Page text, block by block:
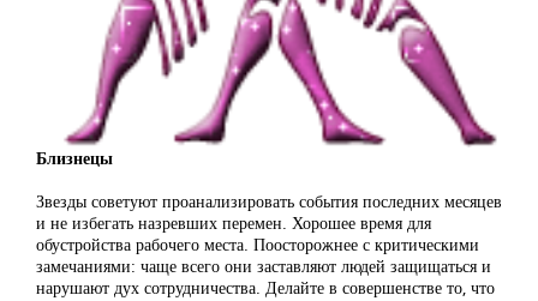
Близнецы
Звезды советуют проанализировать события последних месяцев
и не избегать назревших перемен. Хорошее время для
обустройства рабочего места. Поосторожнее с критическими
замечаниями: чаще всего они заставляют людей защищаться и
нарушают дух сотрудничества. Делайте в совершенстве то, что